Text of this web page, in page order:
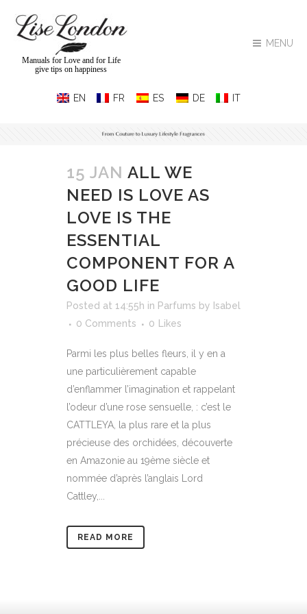
MENU
Manuals for Love and for Life
give tips on happiness
15 JAN ALL WE
NEED IS LOVE AS
LOVE IS THE
ESSENTIAL
COMPONENT FOR A
GOOD LIFE
Posted at 14:55h in Parfums by Isabel
0 Comments
0 Likes
Parmi les plus belles fleurs, il y en a
une particulièrement capable
d’enflammer l’imagination et rappelant
l’odeur d’une rose sensuelle, : c’est le
CATTLEYA, la plus rare et la plus
précieuse des orchidées, découverte
en Amazonie au 19ème siècle et
nommée d’après l’anglais Lord
Cattley,...
READ MORE